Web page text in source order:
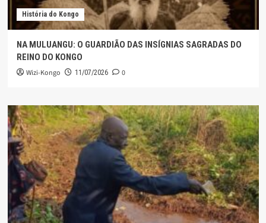
História do Kongo
NA MULUANGU: O GUARDIÃO DAS INSÍGNIAS SAGRADAS DO
REINO DO KONGO
Wizi-Kongo 11/07/2026 0